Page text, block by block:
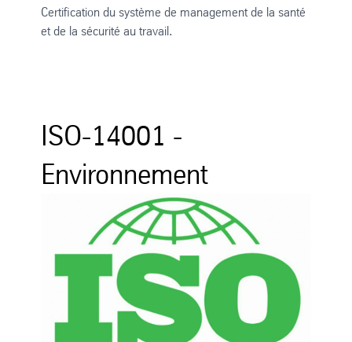
Certification du système de management de la santé
et de la sécurité au travail.
ISO-14001 -
Environnement